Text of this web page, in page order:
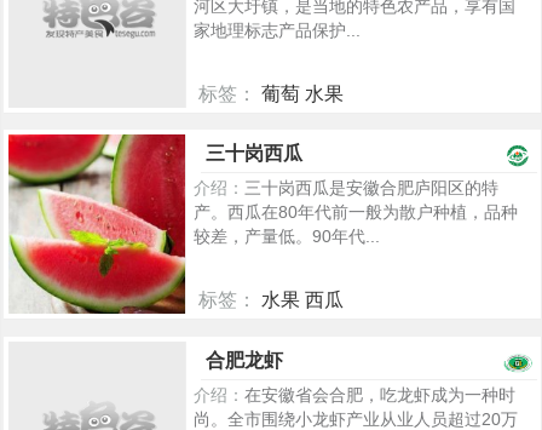
河区大圩镇，是当地的特色农产品，享有国
家地理标志产品保护...
标签： 葡萄 水果
三十岗西瓜
介绍： 三十岗西瓜是安徽合肥庐阳区的特
产。西瓜在80年代前一般为散户种植，品种
较差，产量低。90年代...
标签： 水果 西瓜
合肥龙虾
介绍： 在安徽省会合肥，吃龙虾成为一种时
尚。全市围绕小龙虾产业从业人员超过20万